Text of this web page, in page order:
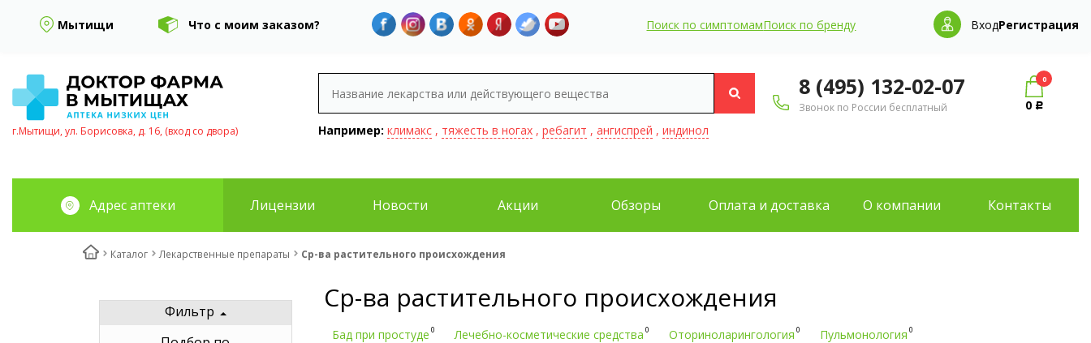
Мытищи Что с моим заказом? Поиск по симптомамПоиск по бренду ВходРегистрация
г.Мытищи, ул. Борисовка, д. 16, (вход со двора) Например: климакс, тяжесть в ногах, ребагит , ангиспрей , индинол
8 (495) 132-02-07
Звонок по России бесплатный
0
0 Р
Адрес аптеки Лицензии Новости Акции Обзоры Оплата и доставка О компании Контакты
Каталог Лекарственные препараты Ср-ва растительного происхождения
Фильтр
Ср-ва растительного происхождения
Бад при простуде 0 Лечебно-косметические средства 0 Оториноларингология 0 Пульмонология 0